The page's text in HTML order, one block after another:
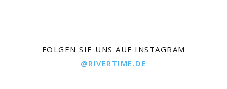
FOLGEN SIE UNS AUF INSTAGRAM
@RIVERTIME.DE